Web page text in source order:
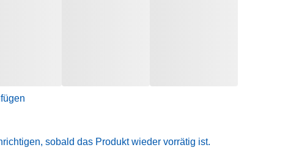
sobald das Produkt wieder vorrätig ist.